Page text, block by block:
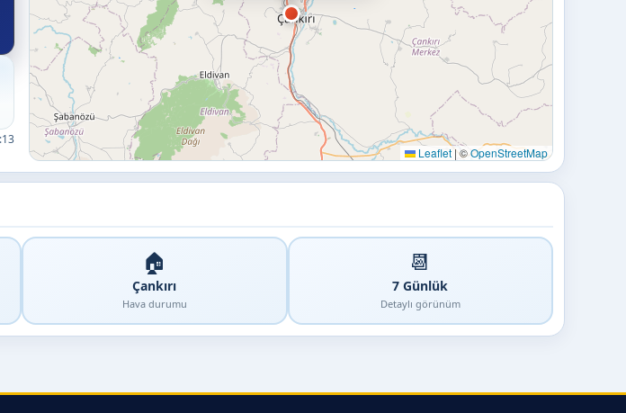
Leaflet | ©OpenStreetMap
🏠
Çankırı
Hava durumu
📆
7 Günlük
Detaylı görünüm